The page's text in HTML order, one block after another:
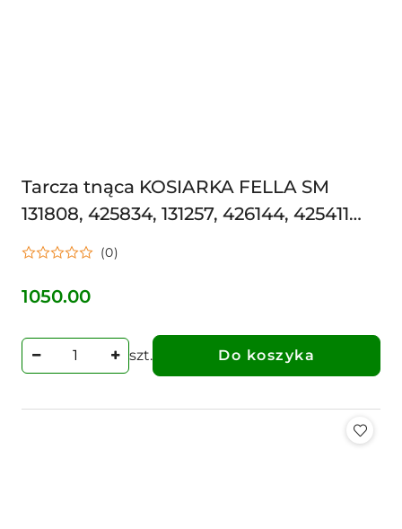
Tarcza tnąca KOSIARKA FELLA SM
131808, 425834, 131257, 426144, 425411
DYSK ŚLIZG TALERZ
(0)
Cena:
1050.00
szt. Do koszyka